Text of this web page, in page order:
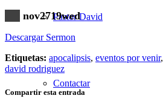
Pastor David
Contactar
nov2719wed
Descargar Sermon
Etiquetas: apocalipsis, eventos por venir,
david rodriguez
Compartir esta entrada